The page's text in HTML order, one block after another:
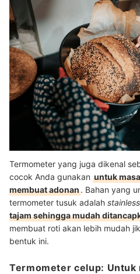
Termometer yang juga dikenal
cocok Anda gunakan untuk
membuat adonan. Bahan yang
termometer tusuk adalah
tajam sehingga mudah
membuat roti akan lebih mudah
bentuk ini.
Termometer celup: Untuk